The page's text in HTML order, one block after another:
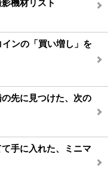
機材リスト
インの「買い増し」を
の先に見つけた、次の
て手に入れた、ミニマ